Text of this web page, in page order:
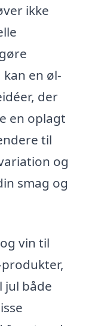
ikke
en øl-
der
en oplagt
til
og
smag og
vin til
jul både